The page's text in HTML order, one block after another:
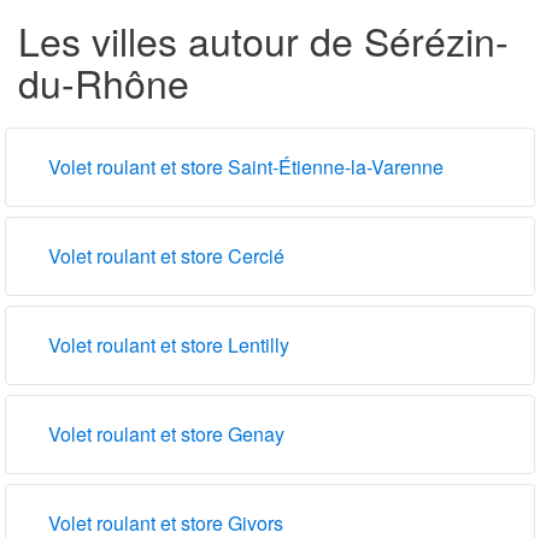
Les villes autour de Sérézin-
du-Rhône
Volet roulant et store Saint-Étienne-la-Varenne
Volet roulant et store Cercié
Volet roulant et store Lentilly
Volet roulant et store Genay
Volet roulant et store Givors